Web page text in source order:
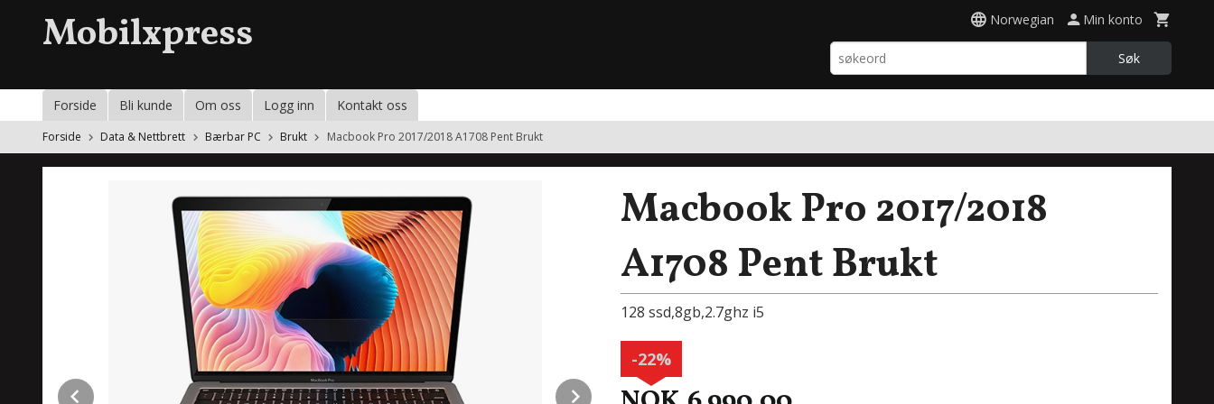
Mobilxpress Norwegian Min konto
Søk
Forside Bli kunde Om oss Logg inn Kontakt oss
Forside Data & Nettbrett Bærbar PC Brukt Macbook Pro 2017/2018 A1708 Pent Brukt
Next
Macbook Pro 2017/2018
A1708 Pent Brukt
128 ssd,8gb,2.7ghz i5
-22%